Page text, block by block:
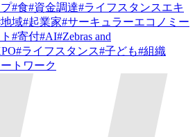
#食#資金調達#ライフスタンスエキ
地域#起業家#サーキュラーエコノミー
#寄付#AI#Zebras and
#ライフスタンス#子ども#組織
トワーク